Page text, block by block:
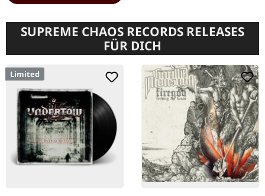
SUPREME CHAOS RECORDS RELEASES
FÜR DICH
Limited